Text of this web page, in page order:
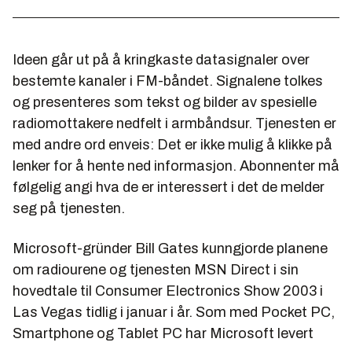
Ideen går ut på å kringkaste datasignaler over
bestemte kanaler i FM-båndet. Signalene tolkes
og presenteres som tekst og bilder av spesielle
radiomottakere nedfelt i armbåndsur. Tjenesten er
med andre ord enveis: Det er ikke mulig å klikke på
lenker for å hente ned informasjon. Abonnenter må
følgelig angi hva de er interessert i det de melder
seg på tjenesten.
Microsoft-gründer Bill Gates kunngjorde planene
om radiourene og tjenesten MSN Direct i sin
hovedtale til Consumer Electronics Show 2003 i
Las Vegas tidlig i januar i år. Som med Pocket PC,
Smartphone og Tablet PC har Microsoft levert